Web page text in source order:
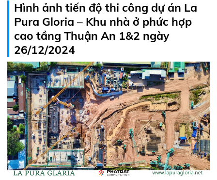
Hình ảnh tiến độ thi công dự án La
Pura Gloria – Khu nhà ở phức hợp
cao tầng Thuận An 1&2 ngày
26/12/2024